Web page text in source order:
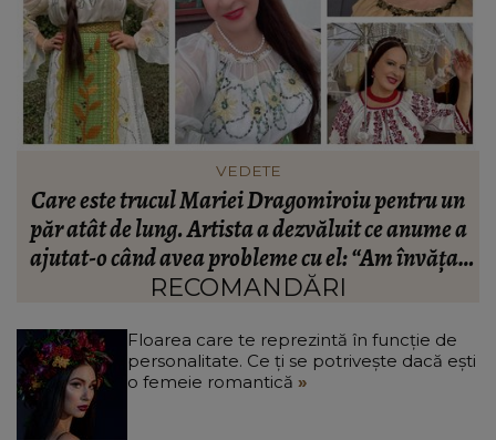
FASHION
Ce să porți în Italia în vara 2026. Cum să te
îmbraci în funcție de orașul pe care îl vizitezi
RECOMANDĂRI
Floarea care te reprezintă în funcție de
personalitate. Ce ți se potrivește dacă ești
o femeie romantică